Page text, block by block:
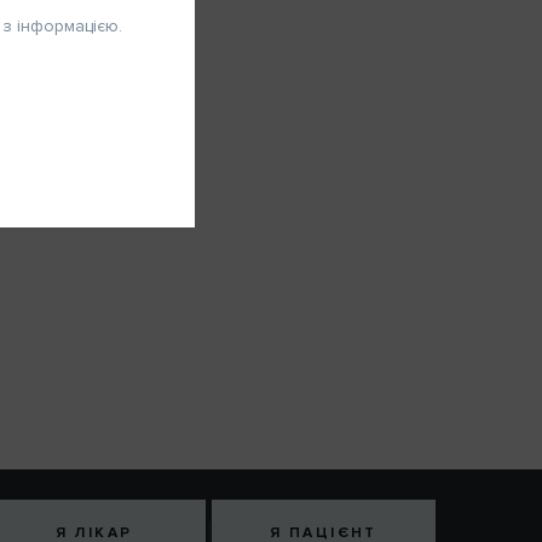
інформацією.
ЗАРЕЄСТРУВАТИСЯ
Я ЛІКАР Я ПАЦІЄНТ